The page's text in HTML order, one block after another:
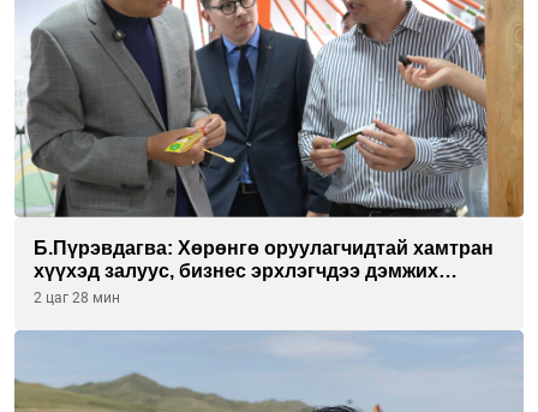
Б.Пүрэвдагва: Хөрөнгө оруулагчидтай хамтран
хүүхэд залуус, бизнес эрхлэгчдээ дэмжих
инкубатор төвүүдийг хотын захын
2 цаг 28 мин